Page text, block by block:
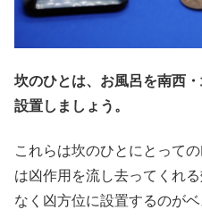
坎のひとは、お風呂を南西
設置しましょう。
これらは坎のひとにとって
は凶作用を流し去ってくれ
なく凶方位に設置するのがベ